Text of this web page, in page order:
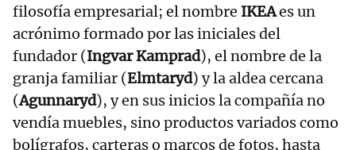
filosofía empresarial; el nombre IKEAes un
acrónimo formado por las iniciales del
fundador (Ingvar Kamprad), el nombre de la
granja familiar (Elmtaryd) y la aldea cercana
(Agunnaryd), y en sus inicios la compañía no
vendía muebles, sino productos variados como
bolígrafos, carteras o marcos de fotos, hasta